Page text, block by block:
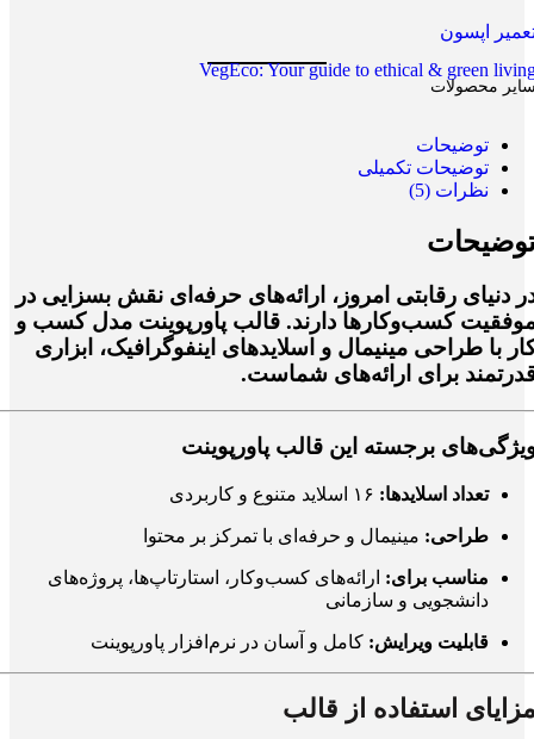
اپسون
VegEco: Your guide to ethical & green
محصولات
توضیحات
توضیحات تکمیلی
نظرات (5)
دنیای رقابتی امروز، ارائه‌های حرفه‌ای نقش بسزایی در
کسب‌وکارها دارند. قالب پاورپوینت مدل کسب و
با طراحی مینیمال و اسلایدهای اینفوگرافیک، ابزاری
برای ارائه‌های شماست.
برجسته این قالب پاورپوینت
تعداد اسلایدها: ۱۶ اسلاید متنوع و کاربردی
طراحی: مینیمال و حرفه‌ای با تمرکز بر محتوا
مناسب برای: ارائه‌های کسب‌وکار، استارتاپ‌ها، پروژه‌های
دانشجویی و سازمانی
قابلیت ویرایش: کامل و آسان در نرم‌افزار پاورپوینت
استفاده از قالب